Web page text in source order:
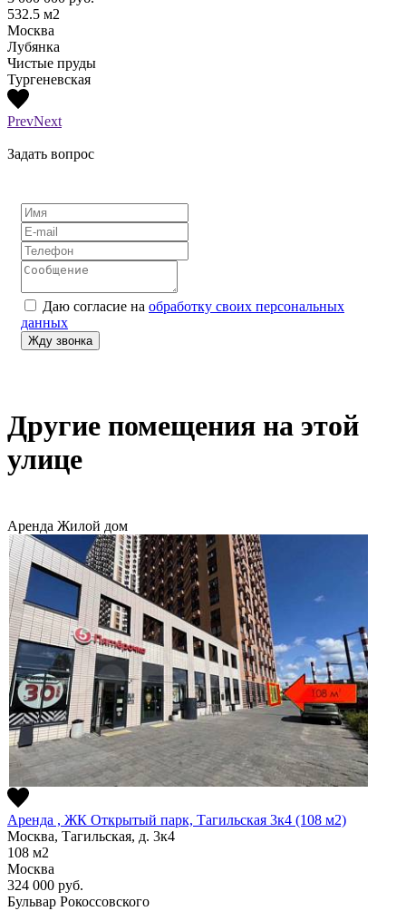
532.5 м2
Москва
Лубянка
Чистые пруды
Тургеневская
PrevNext
Задать вопрос
Даю согласие на обработку своих персональных
данных
Другие помещения на этой
улице
Аренда Жилой дом
Аренда , ЖК Открытый парк, Тагильская 3к4 (108 м2)
Москва, Тагильская, д. 3к4
108 м2
Москва
324 000 руб.
Бульвар Рокоссовского